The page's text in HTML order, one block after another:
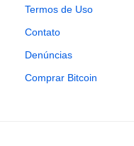
Termos de Uso
Contato
Denúncias
Comprar Bitcoin